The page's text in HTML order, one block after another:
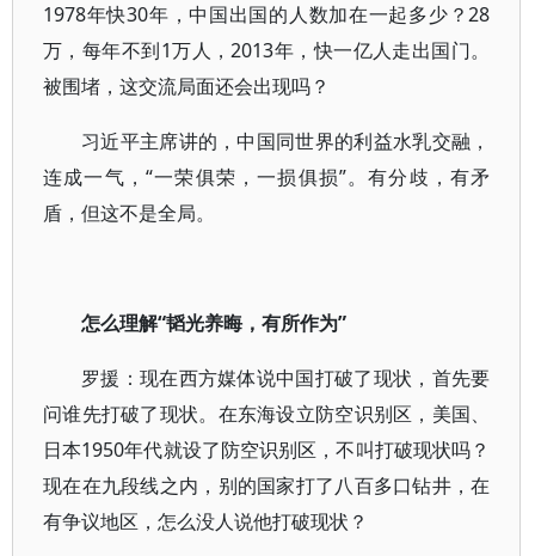
1978年快30年，中国出国的人数加在一起多少？28
万，每年不到1万人，2013年，快一亿人走出国门。
被围堵，这交流局面还会出现吗？
习近平主席讲的，中国同世界的利益水乳交融，
连成一气，“一荣俱荣，一损俱损”。有分歧，有矛
盾，但这不是全局。
怎么理解“韬光养晦，有所作为”
罗援：现在西方媒体说中国打破了现状，首先要
问谁先打破了现状。在东海设立防空识别区，美国、
日本1950年代就设了防空识别区，不叫打破现状吗？
现在在九段线之内，别的国家打了八百多口钻井，在
有争议地区，怎么没人说他打破现状？